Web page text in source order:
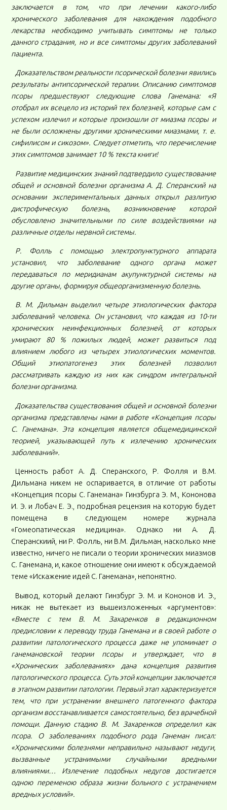
заключается в том, что при лечении какого-либо
хронического заболевания для нахождения подобного
лекарства необходимо учитывать симптомы не только
данного страдания, но и все симптомы других заболеваний
пациента.
Доказательством реальности псорической болезни явились
результаты антипсорической терапии. Описанию симптомов
псоры предшествуют следующие слова Ганемана: «Я
отобрал их всецело из историй тех болезней, которые сам с
успехом излечил и которые произошли от миазма псоры и
не были осложнены другими хроническими миазмами, т. е.
сифилисом и сикозом». Следует отметить, что перечисление
этих симптомов занимает 10 % текста книги!
Развитие медицинских знаний подтвердило существование
общей и основной болезни организма А. Д. Сперанский на
основании экспериментальных данных открыл разлитую
дистрофическую болезнь, возникновение которой
обусловлено значительными по силе воздействиями на
различные отделы нервной системы.
Р. Фолль с помощью электропунктурного аппарата
установил, что заболевание одного органа может
передаваться по меридианам акупунктурной системы на
другие органы, формируя общеорганизменную болезнь.
В. М. Дильман выделил четыре этиологических фактора
заболеваний человека. Он установил, что каждая из 10-ти
хронических неинфекционных болезней, от которых
умирают 80 % пожилых людей, может развиться под
влиянием любого из четырех этиологических моментов.
Общий этиопатогенез этих болезней позволил
рассматривать каждую из них как синдром интегральной
болезни организма.
Доказательства существования общей и основной болезни
организма представлены нами в работе «Концепция псоры
С. Ганемана». Эта концепция является общемедицинской
теорией, указывающей путь к излечению хронических
заболеваний».
Ценность работ А. Д. Сперанского, Р. Фолля и В.М.
Дильмана никем не оспаривается, в отличие от работы
«Концепция псоры С. Ганемана» Гинзбурга Э. М., Кононова
И. Э. и Лобач Е. Э., подробная рецензия на которую будет
помещена в следующем номере журнала
«Гомеопатическая медицина». Однако ни А. Д.
Сперанскиий, ни Р. Фолль, ни В.М. Дильман, насколько мне
известно, ничего не писали о теории хронических миазмов
С. Ганемана, и, какое отношение они имеют к обсуждаемой
теме «Искажение идей С. Ганемана», непонятно.
Вывод, который делают Гинзбург Э. М. и Кононов И. Э.,
никак не вытекает из вышеизложенных «аргументов»:
«Вместе с тем В. М. Захаренков в редакционном
предисловии к переводу труда Ганемана и в своей работе о
развитии патологического процесса даже не упоминает о
ганемановской теории псоры и утверждает, что в
«Хронических заболеваниях» дана концепция развития
патологического процесса. Суть этой концепции заключается
в этапном развитии патологии. Первый этап характеризуется
тем, что при устранении внешнего патогенного фактора
организм восстанавливается самостоятельно, без врачебной
помощи. Данную стадию В. М. Захаренков определил как
псора. О заболеваниях подобного рода Ганеман писал:
«Хроническими болезнями неправильно называют недуги,
вызванные устранимыми случайными вредными
влияниями… Излечение подобных недугов достигается
одною переменою образа жизни больного с устранением
вредных условий».